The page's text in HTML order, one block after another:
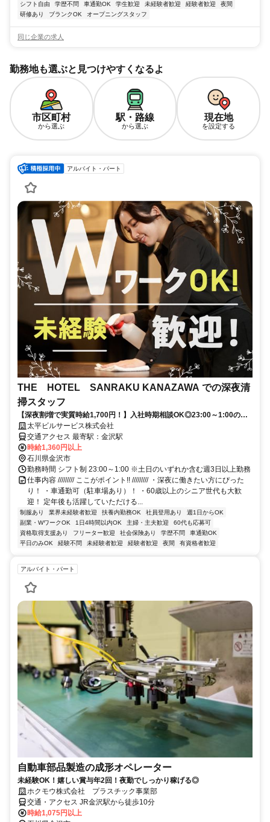
シフト自由
学歴不問 車通勤OK 学生歓迎 未経験者歓迎 経験者歓迎
夜間
研修あり
ブランクOK オープニングスタッフ
同じ企業の求人
勤務地も選ぶと見つけやすくなるよ
市区町村
から選ぶ
駅・路線
から選ぶ
現在地
を設定する
アルバイト・パート
THE HOTEL SANRAKU KANAZAWA での深夜清
掃スタッフ
【深夜割増で実質時給1,700円！】入社時期相談OK◎23:00～1:00の勤
務時間！ ※土日のいずれか含む週3日以上勤務
太平ビルサービス株式会社
交通アクセス 最寄駅：金沢駅
時給1,360円以上
石川県金沢市
勤務時間 シフト制 23:00～1:00 ※土日のいずれか含む週3日以上勤務
仕事内容 ///////// ここがポイント!! ///////// ・深夜に働きたい方にぴった
り！ ・車通勤可（駐車場あり）！ ・60歳以上のシニア世代も大歓
迎！ 定年後も活躍していただける...
制服あり 業界未経験者歓迎 扶養内勤務OK 社員登用あり
週1日からOK
副業・WワークOK
1日4時間以内OK 主婦・主夫歓迎
60代も応募可
資格取得支援あり
フリーター歓迎 社会保険あり 学歴不問
車通勤OK
平日のみOK
経験不問 未経験者歓迎 経験者歓迎 夜間 有資格者歓迎
アルバイト・パート
自動車部品製造の成形オペレーター
未経験OK！嬉しい賞与年2回！夜勤でしっかり稼げる◎
ホクモウ株式会社 プラスチック事業部
交通・アクセス JR金沢駅から徒歩10分
時給1,075円以上